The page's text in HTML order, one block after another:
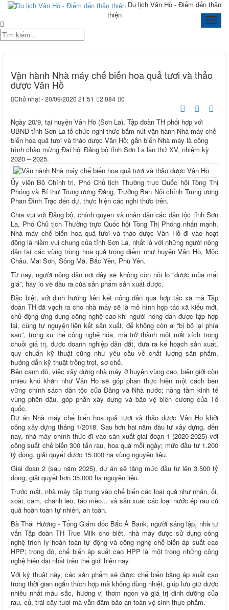
Du lịch Vân Hồ - Điểm đến thân
thiện
Vận hành Nhà máy chế biến hoa quả tươi và thảo
dược Vân Hồ
Chủ nhật - 20/09/2020 21:51 2.084 0
Ngày 20/9, tại huyện Vân Hồ (Sơn La), Tập đoàn TH phối hợp với
UBND tỉnh Sơn La tổ chức nghi thức bấm nút vận hành Nhà máy chế
biến hoa quả tươi và thảo dược Vân Hồ; gắn biển Nhà máy là công
trình chào mừng Đại hội Đảng bộ tỉnh Sơn La lần thứ XV, nhiệm kỳ
2020 – 2025.
Ủy viên Bộ Chính trị, Phó Chủ tịch Thường trực Quốc hội Tòng Thị
Phóng và Bí thư Trung ương Đảng, Trưởng Ban Nội chính Trung ương
Phan Đình Trạc đến dự, thực hiện các nghi thức trên.
Chia vui với Đảng bộ, chính quyền và nhân dân các dân tộc tỉnh Sơn
La, Phó Chủ tịch Thường trực Quốc hội Tòng Thị Phóng nhấn mạnh,
Nhà máy chế biến hoa quả tươi và thảo dược Vân Hồ đi vào hoạt
động là niềm vui chung của tỉnh Sơn La, nhất là với những người nông
dân tại các vùng trồng hoa quả trọng điểm như huyện Vân Hồ, Mộc
Châu, Mai Sơn, Sông Mã, Bắc Yên, Phù Yên.
Từ nay, người nông dân nơi đây sẽ không còn nỗi lo “được mùa mất
giá”, hay lo về đầu ra của sản phẩm sản xuất được.
Đặc biệt, với định hướng liên kết nông dân qua hợp tác xã mà Tập
đoàn TH đã vạch ra cho nhà máy sẽ là mô hình hợp tác xã kiểu mới,
chủ động ứng dụng công nghệ cao khi người nông dân được tập hợp
lại, cùng tự nguyện liên kết sản xuất, để không còn ai “bị bỏ lại phía
sau”, trong xu thế công nghệ hóa, mà trở thành một mắt xích trong
chuỗi giá trị, được doanh nghiệp dẫn dắt, đưa ra kế hoạch sản xuất,
quy chuẩn kỹ thuật cũng như yêu cầu về chất lượng sản phẩm,
hướng dẫn kỹ thuật trồng trọt, sơ chế.
Bên cạnh đó, việc xây dựng nhà máy ở huyện vùng cao, biên giới còn
nhiều khó khăn như Vân Hồ sẽ góp phần thực hiện một cách bền
vững chính sách dân tộc của Đảng và Nhà nước; nâng tầm kinh tế
vùng phên dậu, góp phần xây dựng và bảo vệ biên cương của Tổ
quốc.
Dự án Nhà máy chế biến hoa quả tươi và thảo dược Vân Hồ khởi
công xây dựng tháng 1/2018. Sau hơn hai năm đầu tư xây dựng, đến
nay, nhà máy chính thức đi vào sản xuất giai đoạn 1 (2020-2025) với
công suất chế biến 300 tấn rau, hoa quả mỗi ngày; mức đầu tư 1.200
tỷ đồng, giải quyết được 15.000 ha vùng nguyên liệu.
Giai đoạn 2 (sau năm 2025), dự án sẽ tăng mức đầu tư lên 3.500 tỷ
đồng, giải quyết hơn 35.000 ha nguyên liệu.
Trước mắt, nhà máy tập trung vào chế biến các loại quả như nhãn, ổi,
xoài, cam, chanh leo, táo mèo... và sản xuất các loại nước ép rau củ
quả hoàn toàn tự nhiên, an toàn.
Bà Thái Hương - Tổng Giám đốc Bắc Á Bank, người sáng lập, nhà tư
vấn Tập đoàn TH True Milk cho biết, nhà máy được sử dụng công
nghệ trích ly hoàn toàn tự động và công nghệ chế biến áp suất cao
HPP; trong đó, chế biến áp suất cao HPP là một trong những công
nghệ hiện đại nhất trên thế giới hiện nay.
Với kỹ thuật này, các sản phẩm sẽ được chế biến bằng áp suất cao
trong thời gian ngắn thích hợp mà không dùng nhiệt, giúp lưu giữ được
nhiều nhất màu sắc, hương vị thơm ngon và giá trị dinh dưỡng của
rau, củ, trái cây tươi mà vẫn đảm bảo an toàn vệ sinh thực phẩm.